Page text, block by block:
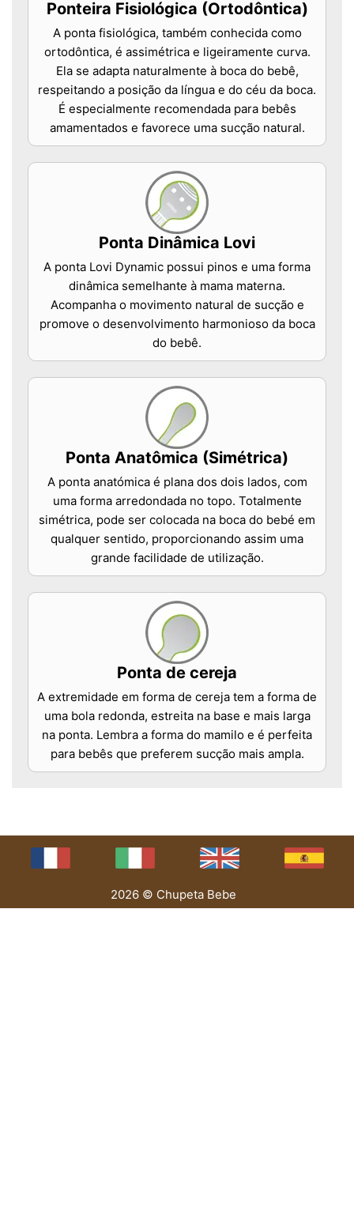
Ponteira Fisiológica (Ortodôntica)
A ponta fisiológica, também conhecida como
ortodôntica, é assimétrica e ligeiramente curva.
Ela se adapta naturalmente à boca do bebê,
respeitando a posição da língua e do céu da boca.
É especialmente recomendada para bebês
amamentados e favorece uma sucção natural.
Ponta Dinâmica Lovi
A ponta Lovi Dynamic possui pinos e uma forma
dinâmica semelhante à mama materna.
Acompanha o movimento natural de sucção e
promove o desenvolvimento harmonioso da boca
do bebê.
Ponta Anatômica (Simétrica)
A ponta anatómica é plana dos dois lados, com
uma forma arredondada no topo. Totalmente
simétrica, pode ser colocada na boca do bebé em
qualquer sentido, proporcionando assim uma
grande facilidade de utilização.
Ponta de cereja
A extremidade em forma de cereja tem a forma de
uma bola redonda, estreita na base e mais larga
na ponta. Lembra a forma do mamilo e é perfeita
para bebês que preferem sucção mais ampla.
2026 © Chupeta Bebe